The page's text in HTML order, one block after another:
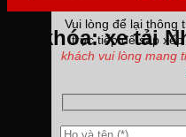
Vui lòng để lại thông
trực tiếp để sắp
khách vui lòng mang
Từ khóa:xe tải